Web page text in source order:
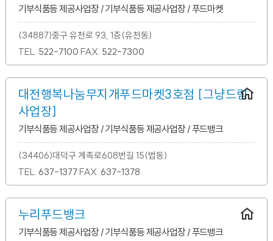
기부식품등 제공사업장 / 기부식품등 제공사업장 / 푸드마켓
(34887)중구 유천로 93, 1층(유천동)
TEL. 522-7100 FAX. 522-7300
대전행복나눔무지개푸드마켓3호점 [그냥드림
사업장]
기부식품등 제공사업장 / 기부식품등 제공사업장 / 푸드뱅크
(34406)대덕구 계족로608번길 15(법동)
TEL. 637-1377 FAX. 637-1378
누리푸드뱅크
기부식품등 제공사업장 / 기부식품등 제공사업장 / 푸드뱅크